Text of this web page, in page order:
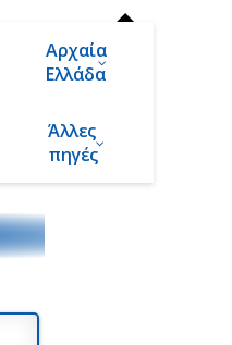
Αρχαία
Ελλάδα
Άλλες
πηγές